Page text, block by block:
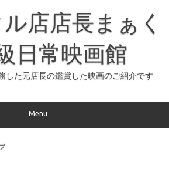
店店長まぁく
日常映画館
した元店長の鑑賞した映画のご紹介です
Menu